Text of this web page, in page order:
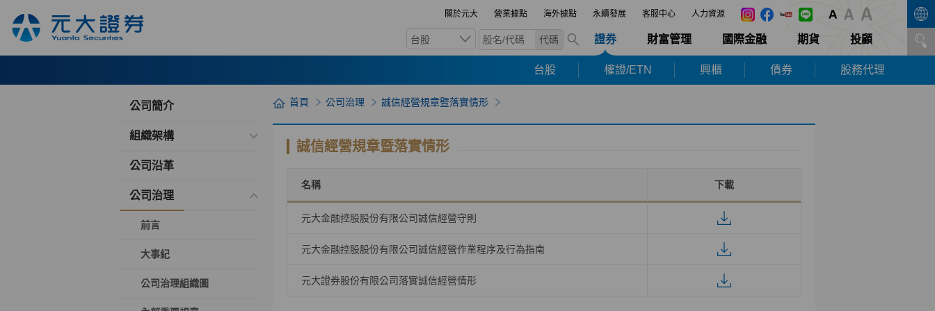
關於元大 營業據點 海外據點 永續發展 客服中心 人力資源
台股 代碼 證券 財富管理 國際金融 期貨 投顧
台股 權證/ETN 興櫃 債券 股務代理
公司簡介
組織架構
公司沿革
公司治理
前言
大事紀
公司治理組織圖
首頁 公司治理 誠信經營規章暨落實情形
誠信經營規章暨落實情形
名稱 下載
元大金融控股股份有限公司誠信經營守則
元大金融控股股份有限公司誠信經營作業程序及行為指南
元大證券股份有限公司落實誠信經營情形